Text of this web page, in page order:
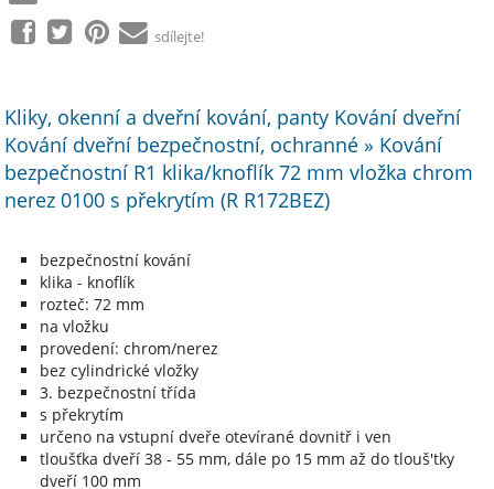
sdílejte!
Kliky, okenní a dveřní kování, panty Kování dveřní
Kování dveřní bezpečnostní, ochranné » Kování
bezpečnostní R1 klika/knoflík 72 mm vložka chrom
nerez 0100 s překrytím (R R172BEZ)
bezpečnostní kování
klika - knoflík
rozteč: 72 mm
na vložku
provedení: chrom/nerez
bez cylindrické vložky
3. bezpečnostní třída
s překrytím
určeno na vstupní dveře otevírané dovnitř i ven
tloušťka dveří 38 - 55 mm, dále po 15 mm až do tlouš'tky
dveří 100 mm